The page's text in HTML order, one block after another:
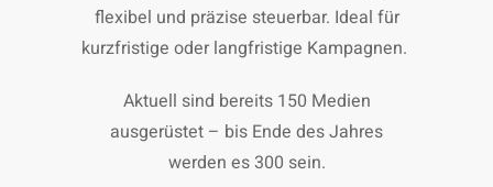
flexibel und präzise steuerbar. Ideal für
kurzfristige oder langfristige Kampagnen.
Aktuell sind bereits 150 Medien
ausgerüstet – bis Ende des Jahres
werden es 300 sein.